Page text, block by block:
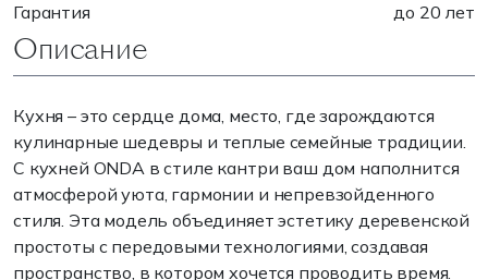
Гарантия до 20 лет
Описание
Кухня – это сердце дома, место, где зарождаются
кулинарные шедевры и теплые семейные традиции.
С кухней ONDA в стиле кантри ваш дом наполнится
атмосферой уюта, гармонии и непревзойденного
стиля. Эта модель объединяет эстетику деревенской
простоты с передовыми технологиями, создавая
пространство, в котором хочется проводить время.